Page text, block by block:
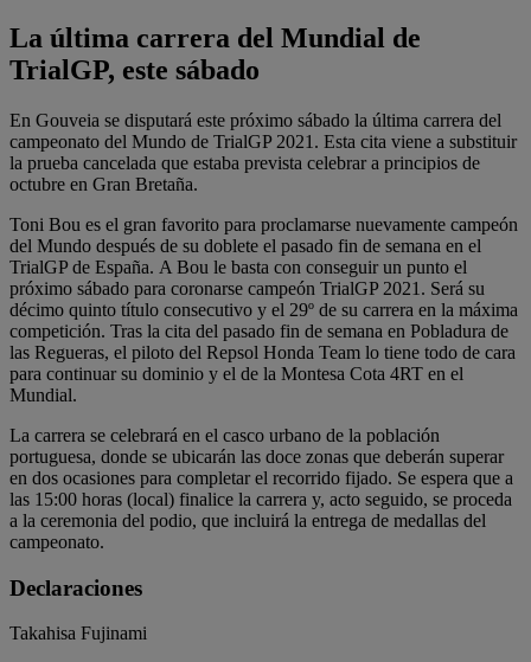
La última carrera del Mundial de
TrialGP, este sábado
En Gouveia se disputará este próximo sábado la última carrera del
campeonato del Mundo de TrialGP 2021. Esta cita viene a substituir
la prueba cancelada que estaba prevista celebrar a principios de
octubre en Gran Bretaña.
Toni Bou es el gran favorito para proclamarse nuevamente campeón
del Mundo después de su doblete el pasado fin de semana en el
TrialGP de España. A Bou le basta con conseguir un punto el
próximo sábado para coronarse campeón TrialGP 2021. Será su
décimo quinto título consecutivo y el 29º de su carrera en la máxima
competición. Tras la cita del pasado fin de semana en Pobladura de
las Regueras, el piloto del Repsol Honda Team lo tiene todo de cara
para continuar su dominio y el de la Montesa Cota 4RT en el
Mundial.
La carrera se celebrará en el casco urbano de la población
portuguesa, donde se ubicarán las doce zonas que deberán superar
en dos ocasiones para completar el recorrido fijado. Se espera que a
las 15:00 horas (local) finalice la carrera y, acto seguido, se proceda
a la ceremonia del podio, que incluirá la entrega de medallas del
campeonato.
Declaraciones
Takahisa Fujinami